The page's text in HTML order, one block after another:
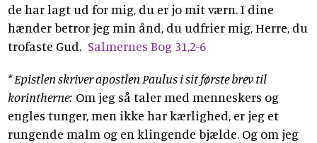
de har lagt ud for mig, du er jo mit værn. I dine
hænder betror jeg min ånd, du udfrier mig, Herre, du
trofaste Gud. Salmernes Bog 31,2-6
* Epistlen skriver apostlen Paulus i sit første brev til
korintherne: Om jeg så taler med menneskers og
engles tunger, men ikke har kærlighed, er jeg et
rungende malm og en klingende bjælde. Og om jeg